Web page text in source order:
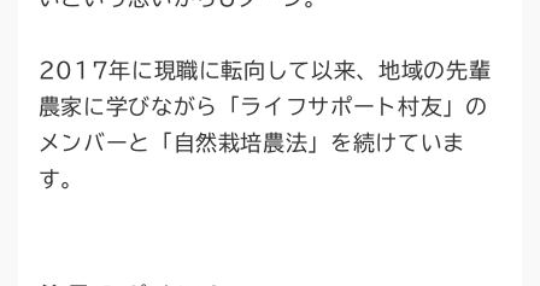
2017年に現職に転向して以来、地域の先輩
農家に学びながら「ライフサポート村友」の
メンバーと「自然栽培農法」を続けていま
す。